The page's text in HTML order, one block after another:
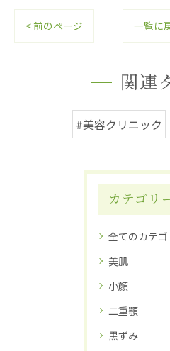
< 前のページ 一覧に
関連
#美容クリニック
カテゴリ
全てのカテゴ
美肌
小顔
二重顎
黒ずみ